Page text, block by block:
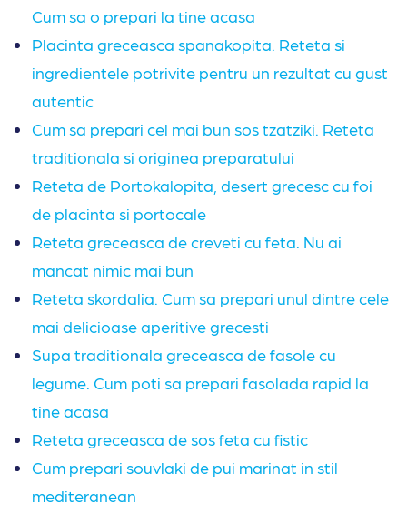
Cum sa o prepari la tine acasa
Placinta greceasca spanakopita. Reteta si
ingredientele potrivite pentru un rezultat cu gust
autentic
Cum sa prepari cel mai bun sos tzatziki. Reteta
traditionala si originea preparatului
Reteta de Portokalopita, desert grecesc cu foi
de placinta si portocale
Reteta greceasca de creveti cu feta. Nu ai
mancat nimic mai bun
Reteta skordalia. Cum sa prepari unul dintre cele
mai delicioase aperitive grecesti
Supa traditionala greceasca de fasole cu
legume. Cum poti sa prepari fasolada rapid la
tine acasa
Reteta greceasca de sos feta cu fistic
Cum prepari souvlaki de pui marinat in stil
mediteranean